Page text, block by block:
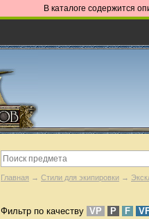
В каталоге содержится
Главная → Стили для экипировки →
Фильтр по качеству VP P F